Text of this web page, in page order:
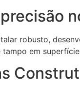
robusto,
tampo em